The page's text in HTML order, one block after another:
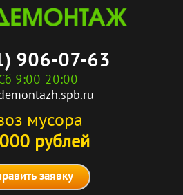
906-07-63
9:00-20:00
мусора
рублей
заявку